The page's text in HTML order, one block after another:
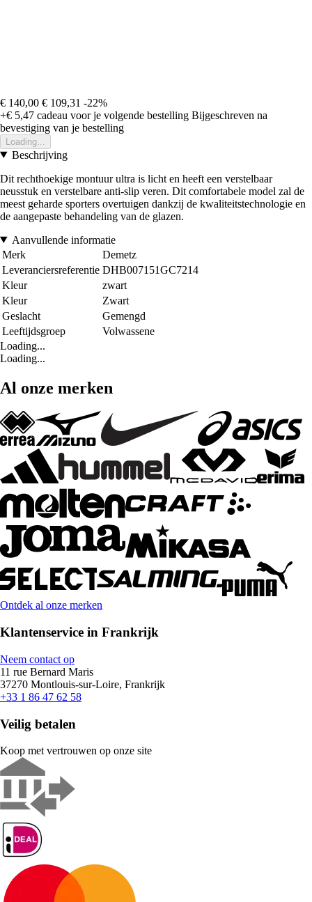
€ 140,00 € 109,31 -22%
+€ 5,47 cadeau voor je volgende bestelling Bijgeschreven na
bevestiging van je bestelling
Loading...
Beschrijving
Dit rechthoekige montuur ultra is licht en heeft een verstelbaar
neusstuk en verstelbare anti-slip veren. Dit comfortabele model zal de
meest geharde sporters overtuigen dankzij de kwaliteitstechnologie en
de aangepaste behandeling van de glazen.
Aanvullende informatie
Merk
Demetz
Leveranciersreferentie DHB007151GC7214
Kleur
zwart
Kleur
Zwart
Geslacht
Gemengd
Leeftijdsgroep
Volwassene
Loading...
Loading...
Al onze merken
Ontdek al onze merken
Klantenservice in Frankrijk
Neem contact op
11 rue Bernard Maris
37270 Montlouis-sur-Loire, Frankrijk
+33 1 86 47 62 58
Veilig betalen
Koop met vertrouwen op onze site